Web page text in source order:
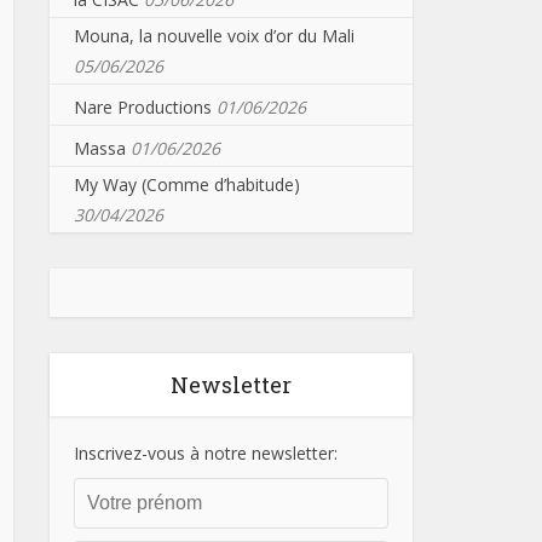
Mouna, la nouvelle voix d’or du Mali
05/06/2026
Nare Productions 01/06/2026
Massa 01/06/2026
My Way (Comme d’habitude)
30/04/2026
Newsletter
Inscrivez-vous à notre newsletter: